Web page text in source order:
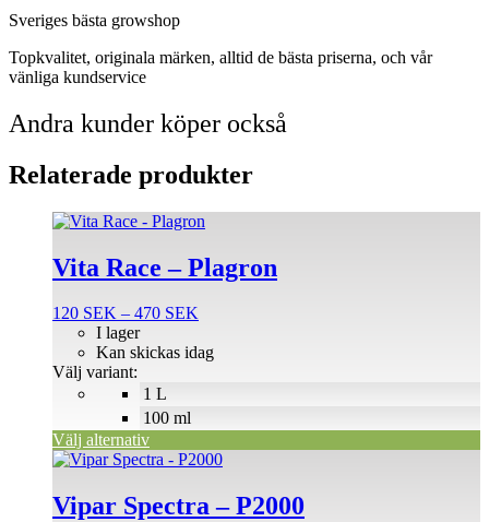
Sveriges bästa growshop
Topkvalitet, originala märken, alltid de bästa priserna, och vår
vänliga kundservice
Andra kunder köper också
Relaterade produkter
Vita Race – Plagron
120 SEK – 470 SEK
till
1 L
100 ml
I lager
Kan skickas idag
Välj variant:
Välj alternativ
Den
produkten
har
varianter.
olika
alternativen
på
produktsidan
Vipar Spectra – P2000